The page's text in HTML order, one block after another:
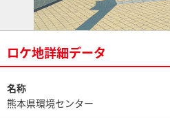
ロケ地詳細データ
名称
熊本県環境センター